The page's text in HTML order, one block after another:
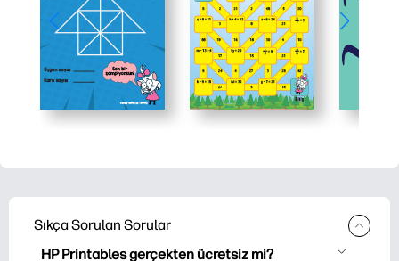
Sıkça Sorulan Sorular
HP Printables gerçekten ücretsiz mi?